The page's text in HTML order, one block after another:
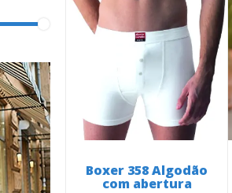
Boxer 358 Algodão
com abertura